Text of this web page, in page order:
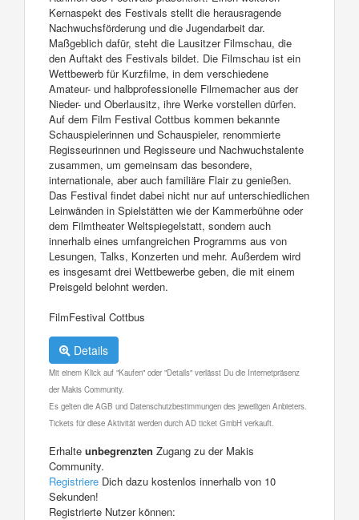
Kernaspekt des Festivals stellt die herausragende
Nachwuchsförderung und die Jugendarbeit dar.
Maßgeblich dafür, steht die Lausitzer Filmschau, die
den Auftakt des Festivals bildet. Die Filmschau ist ein
Wettbewerb für Kurzfilme, in dem verschiedene
Amateur- und halbprofessionelle Filmemacher aus der
Nieder- und Oberlausitz, ihre Werke vorstellen dürfen.
Auf dem Film Festival Cottbus kommen bekannte
Schauspielerinnen und Schauspieler, renommierte
Regisseurinnen und Regisseure und Nachwuchstalente
zusammen, um gemeinsam das besondere,
internationale, aber auch familiäre Flair zu genießen.
Das Festival findet dabei nicht nur auf unterschiedlichen
Leinwänden in Spielstätten wie der Kammerbühne oder
dem Filmtheater Weltspiegelstatt, sondern auch
innerhalb eines umfangreichen Programms aus von
Lesungen, Talks, Konzerten und mehr. Außerdem wird
es insgesamt drei Wettbewerbe geben, die mit einem
Preisgeld belohnt werden.
FilmFestival Cottbus
Details
Mit einem Klick auf "Kaufen" oder "Details" verlässt Du die Internetpräsenz
der Makis Community.
Es gelten die AGB und Datenschutzbestimmungen des jeweiligen Anbieters.
Tickets für diese Aktivität werden durch AD ticket GmbH verkauft.
Erhalte unbegrenzten Zugang zu der Makis
Community.
Registriere Dich dazu kostenlos innerhalb von 10
Sekunden!
Registrierte Nutzer können: